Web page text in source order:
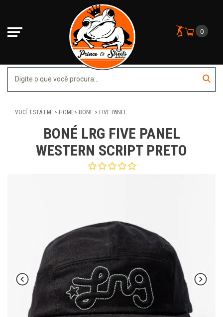
0
VOCÊ ESTÁ EM: HOME BONE FIVE PANEL
BONÉ LRG FIVE PANEL
WESTERN SCRIPT PRETO